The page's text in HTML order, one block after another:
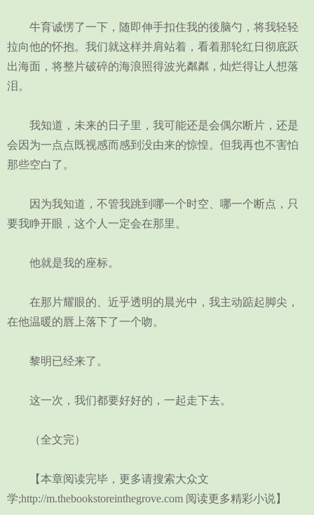
牛育诚愣了一下，随即伸手扣住我的後脑勺，将我轻轻
拉向他的怀抱。我们就这样并肩站着，看着那轮红日彻底跃
出海面，将整片破碎的海浪照得波光粼粼，灿烂得让人想落
泪。
我知道，未来的日子里，我可能还是会偶尔断片，还是
会因为一点点既视感而感到没由来的惊惶。但我再也不害怕
那些空白了。
因为我知道，不管我跳到哪一个时空、哪一个断点，只
要我睁开眼，这个人一定会在那里。
他就是我的座标。
在那片耀眼的、近乎透明的晨光中，我主动踮起脚尖，
在他温暖的唇上落下了一个吻。
黎明已经来了。
这一次，我们都要好好的，一起走下去。
（全文完）
【本章阅读完毕，更多请搜索大众文
学;http://m.thebookstoreinthegrove.com 阅读更多精彩小说】